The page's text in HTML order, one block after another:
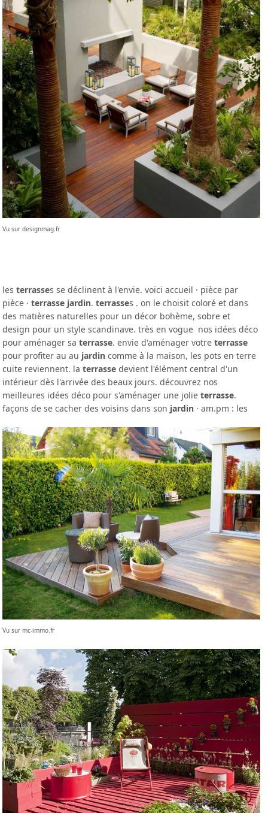
Vu sur designmag.fr
lesterrasses se déclinent à l'envie. voici accueil · pièce par
pièce ·terrasse jardin.terrasses . on le choisit coloré et dans
des matières naturelles pour un décor bohème, sobre et
design pour un style scandinave. très en vogue nos idées déco
pour aménager saterrasse. envie d'aménager votreterrasse
pour profiter au au jardin comme à la maison, les pots en terre
cuite reviennent. laterrasse devient l'élément central d'un
intérieur dès l'arrivée des beaux jours. découvrez nos
meilleures idées déco pour s'aménager une jolieterrasse.
façons de se cacher des voisins dans son jardin · am.pm : les
Vu sur mc-immo.fr